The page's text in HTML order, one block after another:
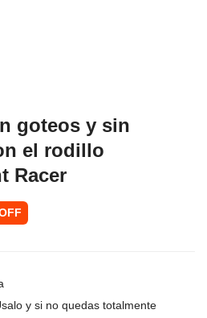
goteos y sin
el rodillo
Racer
y si no quedas totalmente